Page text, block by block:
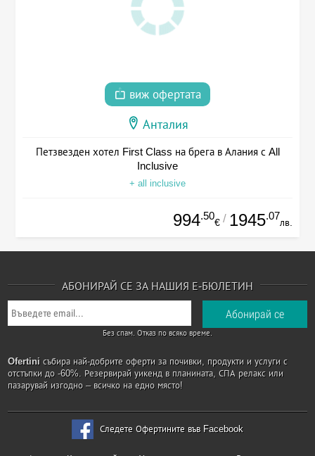
виж офертата
Анталия
Петзвезден хотел First Class на брега в Алания с All
Inclusive
+ all inclusive
994.50
€ / 1945.07
лв.
АБОНИРАЙ СЕ ЗА НАШИЯ Е-БЮЛЕТИН
Без спам. Отказ по всяко време.
Ofertini събира най-добрите оферти за почивки, продукти и услуги с
отстъпки до -60%. Резервирай уикенд в планината, СПА релакс или
пазарувай изгодно – всичко на едно място!
Следете Офертините във Facebook